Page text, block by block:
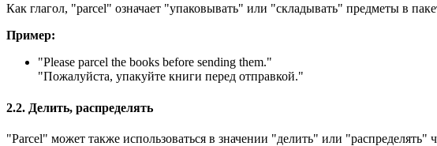
Как глагол, "parcel" означает "упаковывать" или "складывать" предметы в
Пример:
"Please parcel the books before sending them."
"Пожалуйста, упакуйте книги перед отправкой."
2.2. Делить, распределять
"Parcel" может также использоваться в значении "делить" или